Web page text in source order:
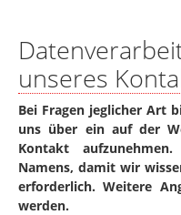
unseres
Bei Fragen jeglicher Art
uns über ein auf der
Kontakt
Namens, damit wir
erforderlich. Weitere
werden.